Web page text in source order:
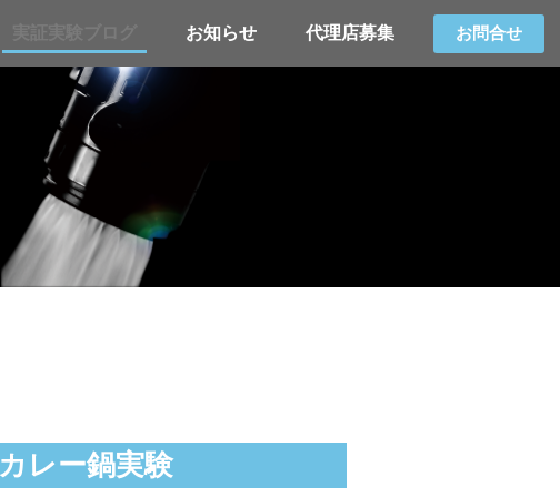
お知らせ 代理店募集 お問合せ
カレー鍋実験